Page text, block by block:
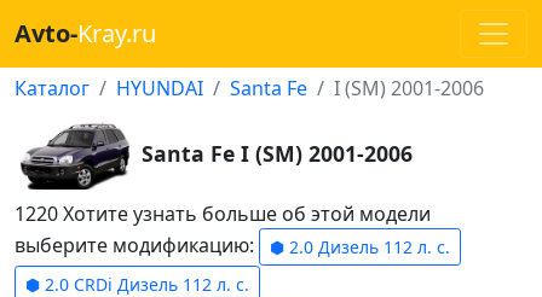
Avto-Kray.ru
Каталог HYUNDAI Santa Fe I (SM) 2001-2006
Santa Fe I (SM) 2001-2006
1220 Хотите узнать больше об этой модели
выберите модификацию:
⬢ 2.0 Дизель 112 л. с.
⬢ 2.0 CRDi Дизель 112 л. с.